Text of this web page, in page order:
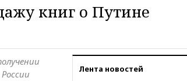
книг о Путине
Лента новостей